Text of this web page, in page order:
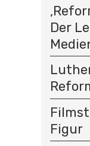
Der
Figur